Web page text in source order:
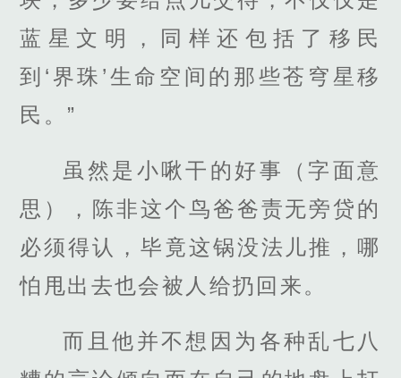
蓝星文明，同样还包括了移民
到‘界珠’生命空间的那些苍穹星移
民。”
虽然是小啾干的好事（字面意
思），陈非这个鸟爸爸责无旁贷的
必须得认，毕竟这锅没法儿推，哪
怕甩出去也会被人给扔回来。
而且他并不想因为各种乱七八